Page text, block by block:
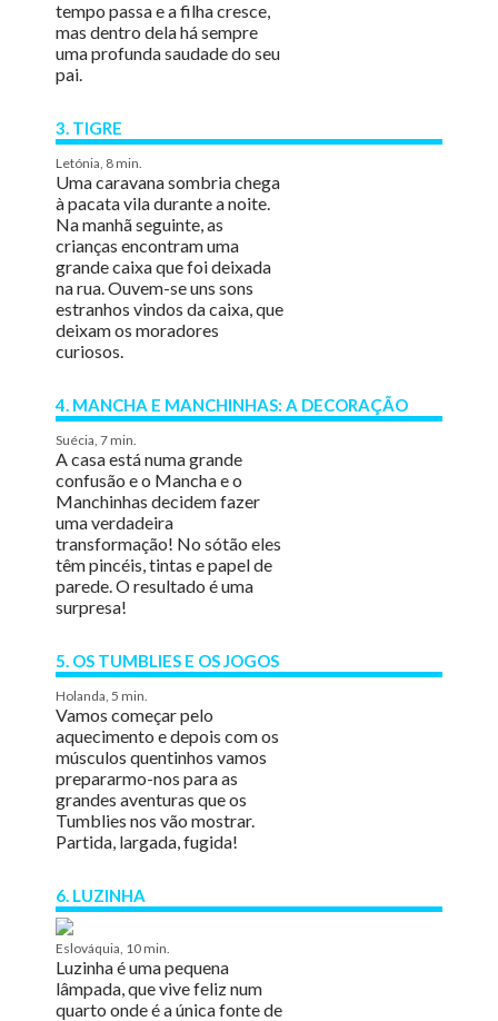
tempo passa e a filha cresce,
mas dentro dela há sempre
uma profunda saudade do seu
pai.
3. TIGRE
Letónia, 8 min.
Uma caravana sombria chega
à pacata vila durante a noite.
Na manhã seguinte, as
crianças encontram uma
grande caixa que foi deixada
na rua. Ouvem-se uns sons
estranhos vindos da caixa, que
deixam os moradores
curiosos.
4. MANCHA E MANCHINHAS: A DECORAÇÃO
Suécia, 7 min.
A casa está numa grande
confusão e o Mancha e o
Manchinhas decidem fazer
uma verdadeira
transformação! No sótão eles
têm pincéis, tintas e papel de
parede. O resultado é uma
surpresa!
5. OS TUMBLIES E OS JOGOS
Holanda, 5 min.
Vamos começar pelo
aquecimento e depois com os
músculos quentinhos vamos
prepararmo-nos para as
grandes aventuras que os
Tumblies nos vão mostrar.
Partida, largada, fugida!
6. LUZINHA
Eslováquia, 10 min.
Luzinha é uma pequena
lâmpada, que vive feliz num
quarto onde é a única fonte de